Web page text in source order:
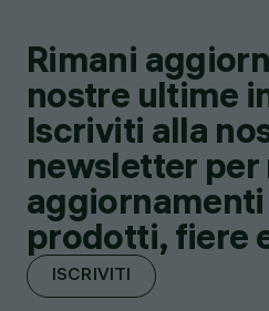
Rimani
nostre ultime
Iscriviti alla
newsletter per
aggiornamenti
prodotti, fiere
ISCRIVITI